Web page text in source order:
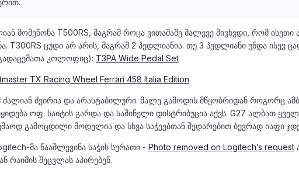
მომეწონა T500RS, მაგრამ როცა ვითამაშე მალევე მივხვდი, რომ ისეთი
T300RS ცუდი არ არის, მაგრამ 2 პედლიანია. თუ 3 პედლიანი უნდა ისევ
კოლოფიც): T3PA Wide Pedal Set
TX Racing Wheel Ferrari 458 Italia Edition
ძალიან ძვირია და არასტაბილური. მალე გამოდის მწყობრიდან როგორც
ოფ. საიტის გარდა და საშინელი დისტრიბუცია აქვს. G27 ალბათ
გამოცდილი მოდელია და სხვა საჭეებთან შედარებით ბევრად იაფი
მა წააშლევინა საჭის სურათი - Photo removed on Logitech’s request
რაიმის შეცვლას აპირებენ.